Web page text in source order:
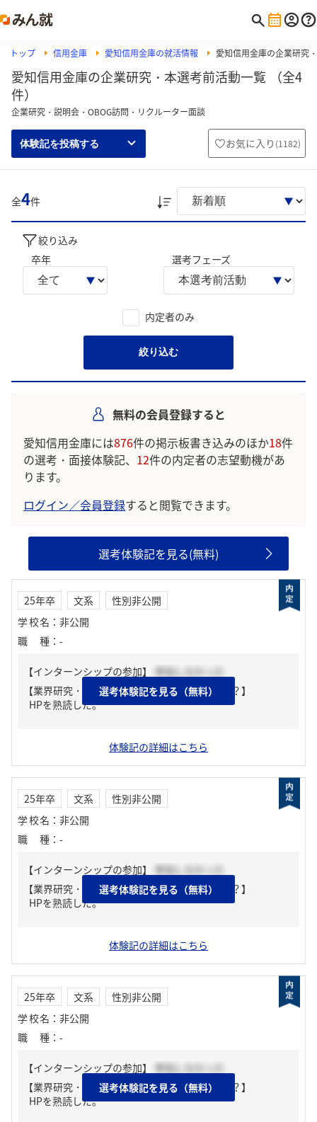
トップ 信用金庫 愛知信用金庫の就活情報 愛知信用金庫の企業研究
愛知信用金庫の企業研究・本選考前活動一覧 （全4
件）
企業研究・説明会・OBOG訪問・リクルーター面談
体験記を投稿する お気に入り (1182)
全4件
絞り込み
卒年
選考フェーズ
内定者のみ
絞り込む
無料の会員登録すると
愛知信用金庫には876件の掲示板書き込みのほか18件
の選考・面接体験記、 12件の内定者の志望動機があ
ります。
ログイン／会員登録すると閲覧できます。
選考体験記を見る(無料)
25年卒 文系
性別非公開
学校名 ： 非公開
職種 ： -
【インターンシップの参加】
参加しなかった
【業界研究・企業研究はどんな風にしましたか？】
HPを熟読した。
選考体験記を見る（無料）
体験記の詳細はこちら
25年卒 文系
性別非公開
学校名 ： 非公開
職種 ： -
【インターンシップの参加】
参加しなかった
【業界研究・企業研究はどんな風にしましたか？】
HPを熟読した。
選考体験記を見る（無料）
体験記の詳細はこちら
25年卒 文系
性別非公開
学校名 ： 非公開
職種 ： -
【インターンシップの参加】
参加しなかった
【業界研究・企業研究はどんな風にしましたか？】
HPを熟読した。
選考体験記を見る（無料）